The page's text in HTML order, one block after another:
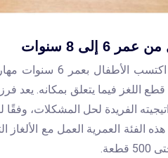
6 إلى 8 سنوات
في هذه
اللغز فيما يتعلق بمكانه. يعد
الفريدة لحل المشكلات،